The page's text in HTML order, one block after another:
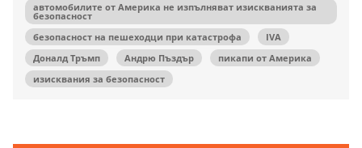
автомобилите от Америка не изпълняват изискванията за
безопасност
безопасност на пешеходци при катастрофа
IVA
Доналд Тръмп
Андрю Пъздър
пикапи от Америка
изисквания за безопасност